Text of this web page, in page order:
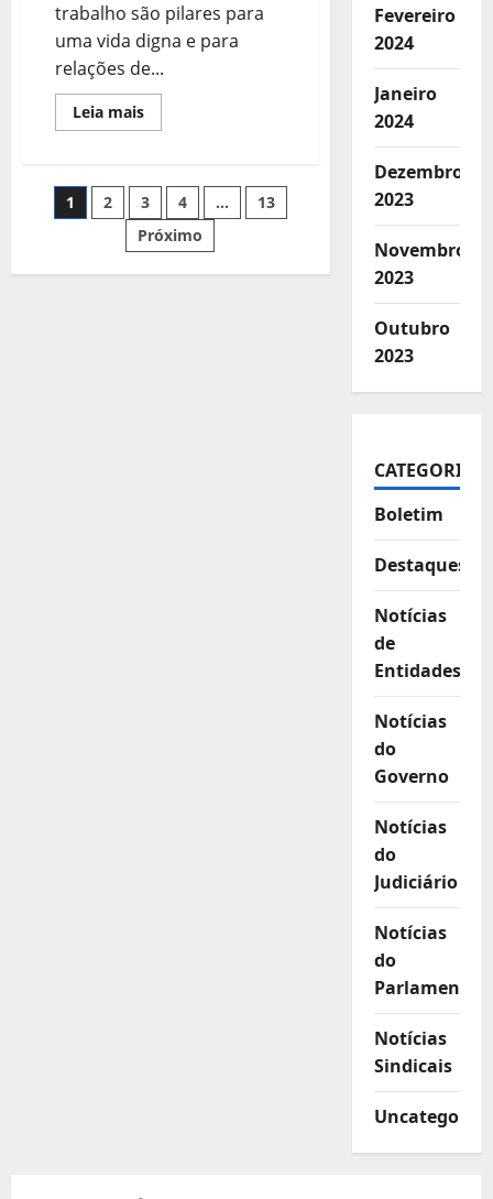
trabalho são pilares para
uma vida digna e para
relações de...
Leia maisLeia
mais
Segurança
&
Saúde
no
Trabalho
Paginação
1 2 3 4 …
13
Próximo
Fevereiro
2024
Janeiro
2024
Dezembro
2023
Novembro
2023
Outubro
2023
CATEGORIAS
Boletim
Destaques
Notícias
de
Entidades
Notícias
do
Governo
Notícias
do
Judiciário
Notícias
do
Parlamento
Notícias
Sindicais